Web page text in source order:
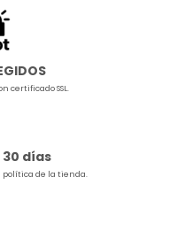
certificado SSL.
días
política de la tienda.